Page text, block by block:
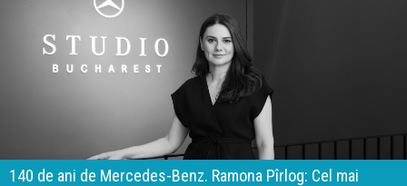
140 de ani de Mercedes-Benz. Ramona Pîrlog: Cel mai